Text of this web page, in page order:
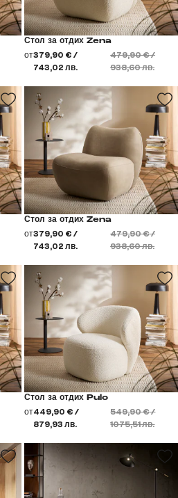
Стол за отдих Zena
от379,90 € /
743,02 лв.
479,90 € /
938,60 лв.
Стол за отдих Zena
от379,90 € /
743,02 лв.
479,90 € /
938,60 лв.
Стол за отдих Pulo
от449,90 € /
879,93 лв.
549,90 € /
1075,51 лв.